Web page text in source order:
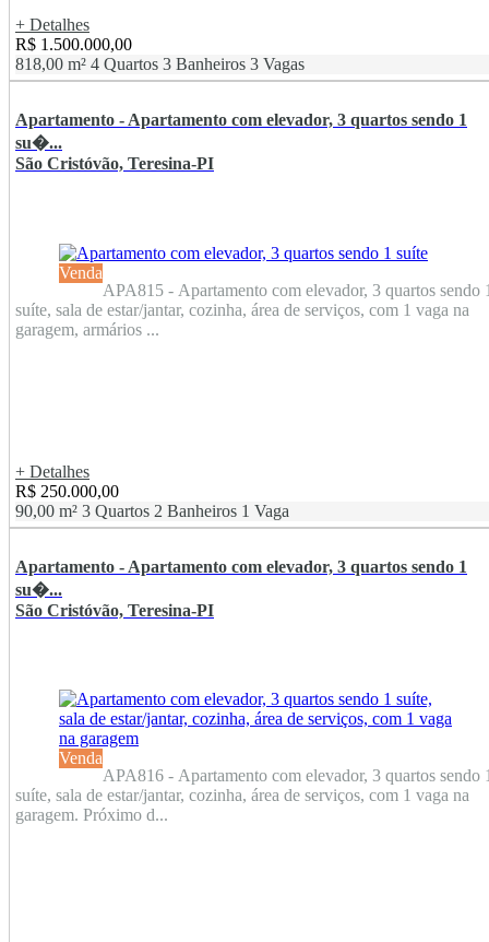
+ Detalhes
R$ 1.500.000,00
818,00 m² 4 Quartos 3 Banheiros 3 Vagas
Apartamento - Apartamento com elevador, 3 quartos sendo 1
su�...
São Cristóvão, Teresina-PI
Venda
APA815 - Apartamento com elevador, 3 quartos sendo
suíte, sala de estar/jantar, cozinha, área de serviços, com 1 vaga na
garagem, armários ...
+ Detalhes
R$ 250.000,00
90,00 m² 3 Quartos 2 Banheiros 1 Vaga
Apartamento - Apartamento com elevador, 3 quartos sendo 1
su�...
São Cristóvão, Teresina-PI
Venda
APA816 - Apartamento com elevador, 3 quartos sendo
suíte, sala de estar/jantar, cozinha, área de serviços, com 1 vaga na
garagem. Próximo d...